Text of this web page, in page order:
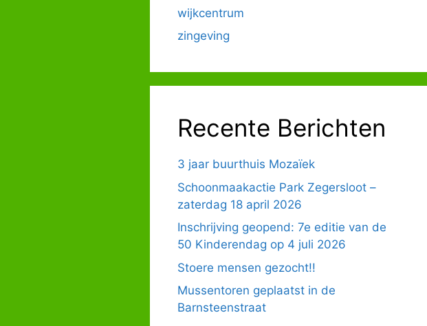
wijkcentrum
zingeving
Recente Berichten
3 jaar buurthuis Mozaïek
Schoonmaakactie Park Zegersloot –
zaterdag 18 april 2026
Inschrijving geopend: 7e editie van de
50 Kinderendag op 4 juli 2026
Stoere mensen gezocht!!
Mussentoren geplaatst in de
Barnsteenstraat